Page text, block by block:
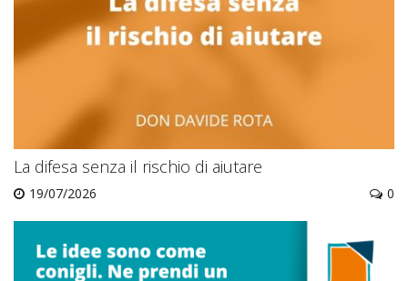
La difesa senza il rischio di aiutare
19/07/2026 0